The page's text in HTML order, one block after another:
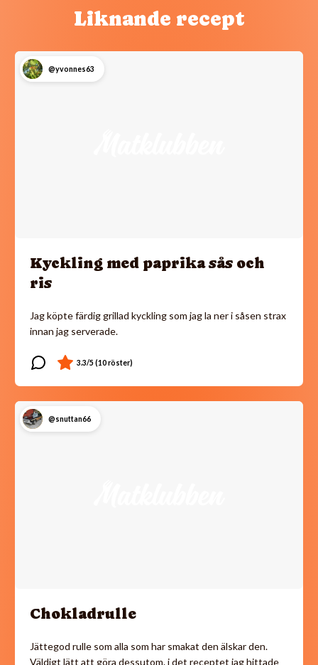
Liknande recept
@yvonnes63
Kyckling med paprika sås och
ris
Jag köpte färdig grillad kyckling som jag la ner i såsen strax
innan jag serverade.
@snuttan66
Chokladrulle
Jättegod rulle som alla som har smakat den älskar den.
Väldigt lätt att göra dessutom. i det receptet jag hittade